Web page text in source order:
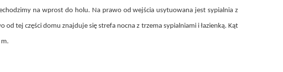
na wprost do holu. Na prawo od wejścia usytuowana jest sypialnia z
tej części domu znajduje się strefa nocna z trzema sypialniami i łazienką. Kąt